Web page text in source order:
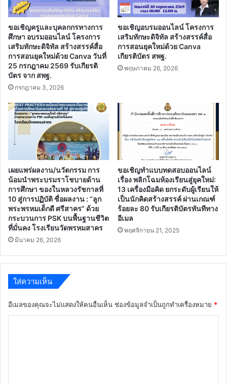
ขอเชิญครูและบุคลกกรทางการ
ศึกษา อบรมออนไลน์ โครงการ
เสริมทักษะดิจิทัล สร้างสรรค์สื่อ
การสอนยุคใหม่ด้วย Canva วันที่
25 กรกฎาคม 2569 รับเกียรติ
บัตร จาก สพฐ.
กรกฎาคม 3, 2026
ขอเชิญอบรมออนไลน์ โครงการ
เสริมทักษะดิจิทัล สร้างสรรค์สื่อ
การสอนยุคใหม่ด้วย Canva
เกียรติบัตร สพฐ.
พฤษภาคม 26, 2026
เผยแพร่ผลงาน/นวัตกรรม การ
น้อมนำพระบรมราโชบายด้าน
การศึกษา ของในหลวงรัชกาลที่
10 สู่การปฏิบัติ ชื่อผลงาน : “ลูก
พระพรหมเด็กดี ศรีสาคร” ด้วย
กระบวนการ PSK บนพื้นฐานชีวิต
ที่มั่นคง โรงเรียนวัดพรหมสาคร
มีนาคม 26, 2026
ขอเชิญทำแบบทดสอบออนไลน์
เรื่อง พลิกโฉมห้องเรียนสู่ยุคใหม่:
13 เครื่องมือคิด ยกระดับผู้เรียนให้
เป็นนักคิดสร้างสรรค์ ผ่านเกณฑ์
ร้อยละ 80 รับเกียรติบัตรทันทีทาง
อีเมล
พฤศจิกายน 21, 2025
ใส่ความเห็น
อีเมลของคุณจะไม่แสดงให้คนอื่นเห็น ช่องข้อมูลจำเป็นถูกทำเครื่องหมาย *